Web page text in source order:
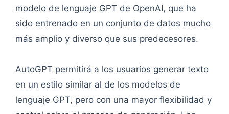
modelo de lenguaje GPT de OpenAI, que ha
sido entrenado en un conjunto de datos mucho
más amplio y diverso que sus predecesores.
AutoGPT permitirá a los usuarios generar texto
en un estilo similar al de los modelos de
lenguaje GPT, pero con una mayor flexibilidad y